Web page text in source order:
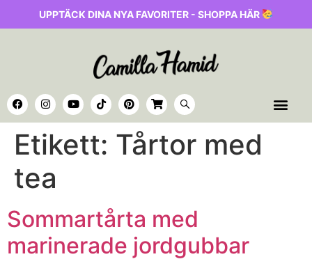
UPPTÄCK DINA NYA FAVORITER - SHOPPA HÄR
Etikett: Tårtor med
tea
Sommartårta med
marinerade jordgubbar